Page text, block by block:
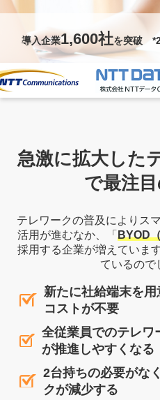
導入企業1,600社を突破
急激に拡大した
で最注
テレワークの普及によりス
活用が進むなか、
「 BYOD
採用する企業が増えています
ているので
新たに社給端末を
コストが不要
全従業員でのテレワ
が推進しやすくなる
2台持ちの必要がな
クが減少する